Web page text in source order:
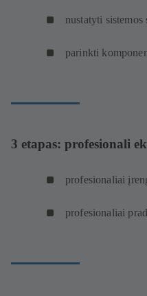
nustatyti sistemos
parinkti
3 etapas: profesionali
profesionaliai
profesionaliai